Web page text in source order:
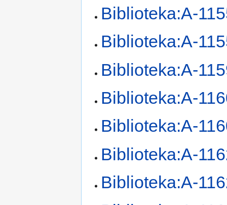
Biblioteka:A-
Biblioteka:A-
Biblioteka:A-
Biblioteka:A-
Biblioteka:A-
Biblioteka:A-
Biblioteka:A-